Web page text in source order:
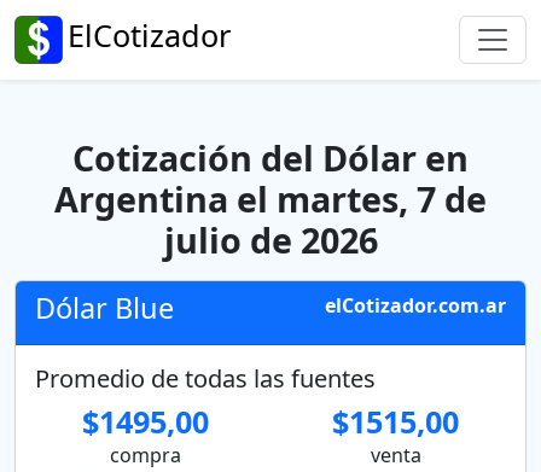
ElCotizador
Cotización del Dólar en
Argentina el martes, 7 de
julio de 2026
Dólar Blue elCotizador.com.ar
Promedio de todas las fuentes
$1495,00
compra
$1515,00
venta